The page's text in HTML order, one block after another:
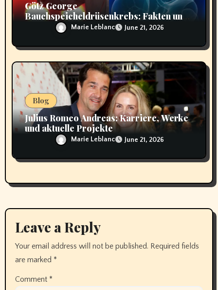
Götz George
Bauchspeicheldrüsenkrebs: Fakten und
HintergründeMarie Leblanc June 21, 2026
Blog
Julius Romeo Andreas: Karriere, Werke
und aktuelle Projekte
Marie Leblanc June 21, 2026
Leave a Reply
Your email address will not be published. Required fields
are marked *
Comment *